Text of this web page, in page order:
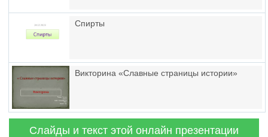
Спирты
Викторина «Славные страницы истории»
Слайды и текст этой онлайн презентации